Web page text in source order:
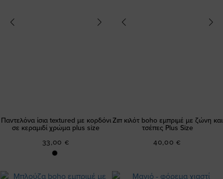
Παντελόνα ίσια textured με κορδόνι
σε κεραμιδί χρώμα plus size
33,00 €
Ζιπ κιλότ boho εμπριμέ με ζώνη και
τσέπες Plus Size
40,00 €